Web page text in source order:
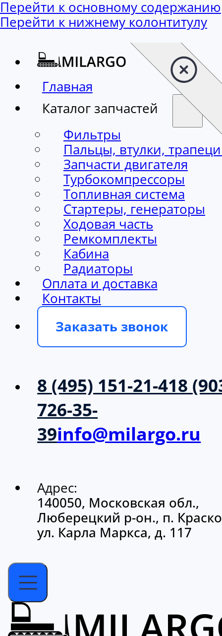
Перейти к основному содержанию
Перейти к нижнему колонтитулу
Главная
Каталог запчастей
Фильтры
Пальцы, втулки,
Запчасти двигателя
Турбокомпрессоры
Топливная система
Стартеры, генераторы
Ходовая часть
Ремкомплекты
Кабина
Радиаторы
Оплата и доставка
Контакты
Заказать звонок
8 (495) 151-21-418
726-35-
39info@milargo.ru
Адрес:
140050, Московская обл.,
Люберецкий р-он., п.
ул. Карла Маркса, д. 117